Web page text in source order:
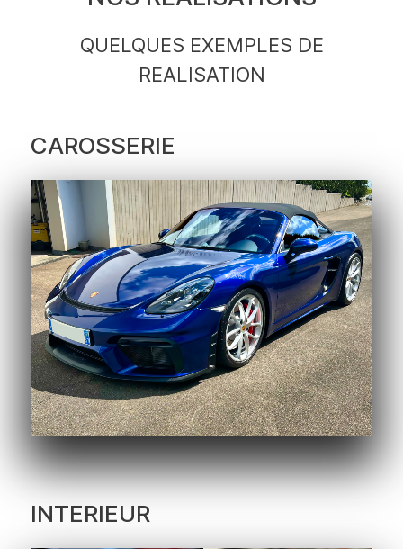
QUELQUES EXEMPLES DE
REALISATION
CAROSSERIE
INTERIEUR